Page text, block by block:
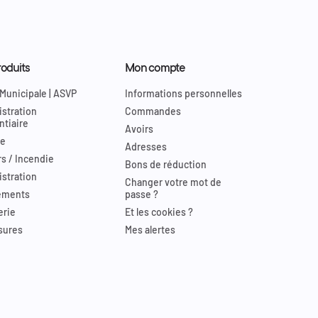
| ASVP
/ Incendie
Mon compte
Informations personnelles
Commandes
Avoirs
Adresses
Bons de réduction
Changer votre mot de
passe ?
Et les cookies ?
Mes alertes